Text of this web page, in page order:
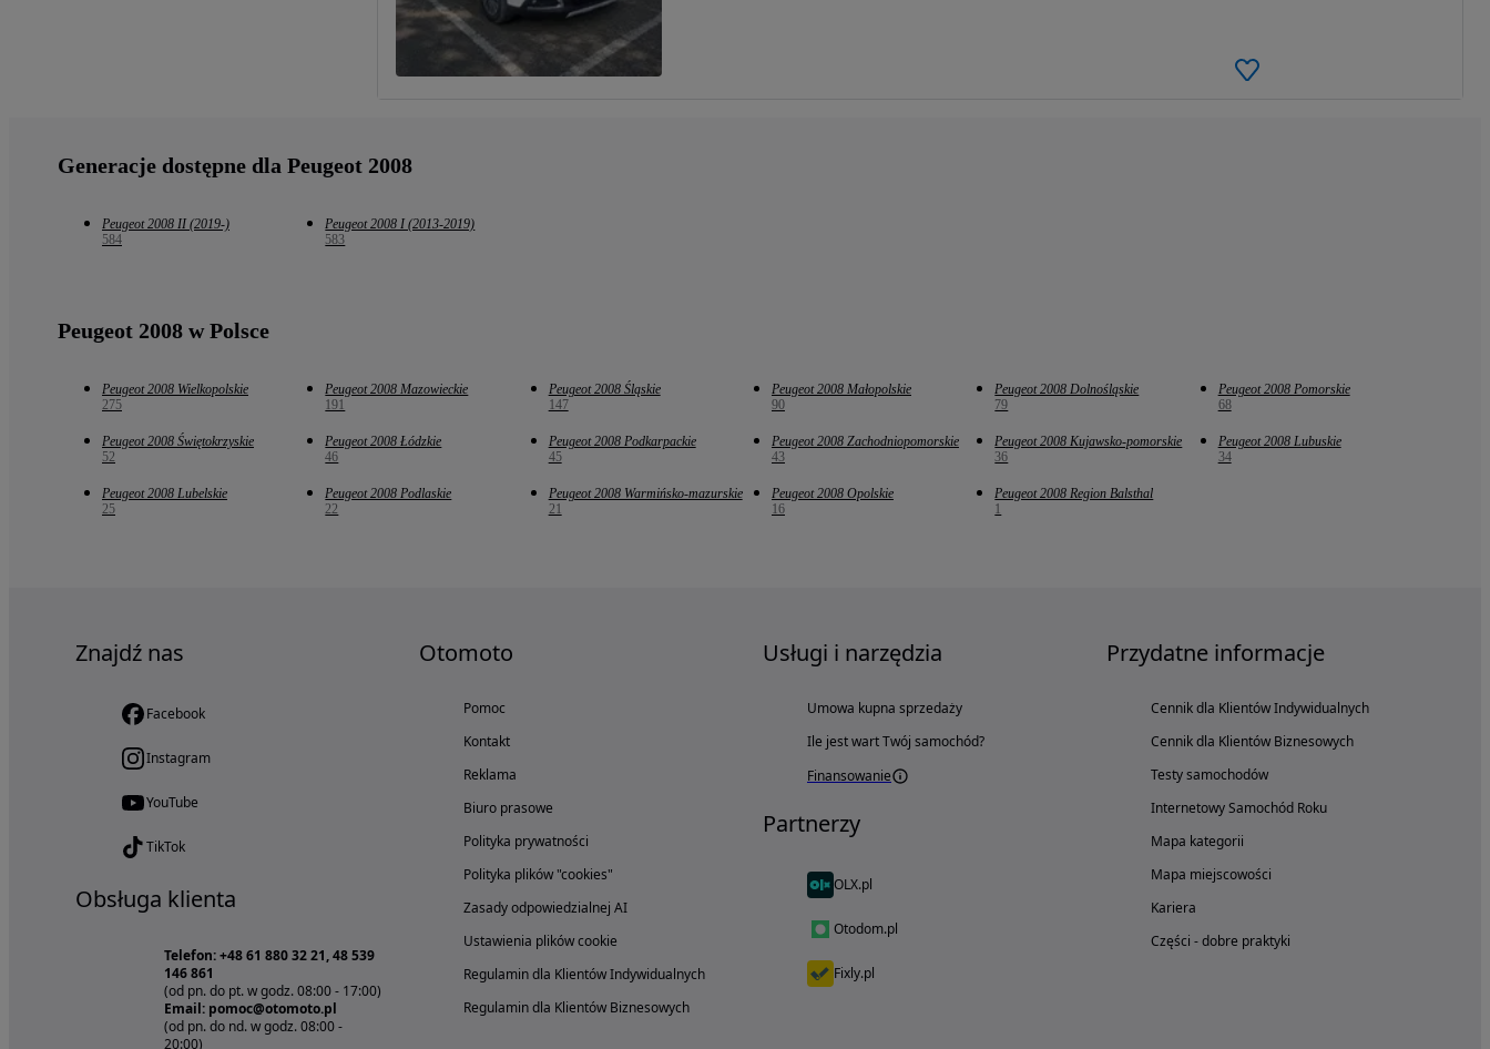
Generacje dostępne dla Peugeot 2008
Peugeot 2008 II (2019-)
584
Peugeot 2008 I (2013-2019)
583
Peugeot 2008 w Polsce
Peugeot 2008 Wielkopolskie
275
Peugeot 2008 Mazowieckie
191
Peugeot 2008 Śląskie
147
Peugeot 2008 Małopolskie
90
Peugeot 2008 Dolnośląskie
79
Peugeot 2008 Pomorskie
68
Peugeot 2008 Świętokrzyskie
52
Peugeot 2008 Łódzkie
46
Peugeot 2008 Podkarpackie
45
Peugeot 2008 Zachodniopomorskie
43
Peugeot 2008 Kujawsko-pomorskie
36
Peugeot 2008 Lubuskie
34
Peugeot 2008 Lubelskie
25
Peugeot 2008 Podlaskie
22
Peugeot 2008 Warmińsko-mazurskie
21
Peugeot 2008 Opolskie
16
Peugeot 2008 Region Balsthal
1
Znajdź nas
Facebook
Instagram
YouTube
TikTok
Obsługa klienta
Telefon: +48 61 880 32 21, 48 539
146 861
(od pn. do pt. w godz. 08:00 - 17:00)
Email: pomoc@otomoto.pl
(od pn. do nd. w godz. 08:00 -
20:00)
Otomoto
Pomoc
Kontakt
Reklama
Biuro prasowe
Polityka prywatności
Polityka plików "cookies"
Zasady odpowiedzialnej AI
Ustawienia plików cookie
Regulamin dla Klientów Indywidualnych
Regulamin dla Klientów Biznesowych
Usługi i narzędzia
Umowa kupna sprzedaży
Ile jest wart Twój samochód?
Finansowanie
Partnerzy
OLX.pl
Otodom.pl
Fixly.pl
Przydatne informacje
Cennik dla Klientów Indywidualnych
Cennik dla Klientów Biznesowych
Testy samochodów
Internetowy Samochód Roku
Mapa kategorii
Mapa miejscowości
Kariera
Części - dobre praktyki